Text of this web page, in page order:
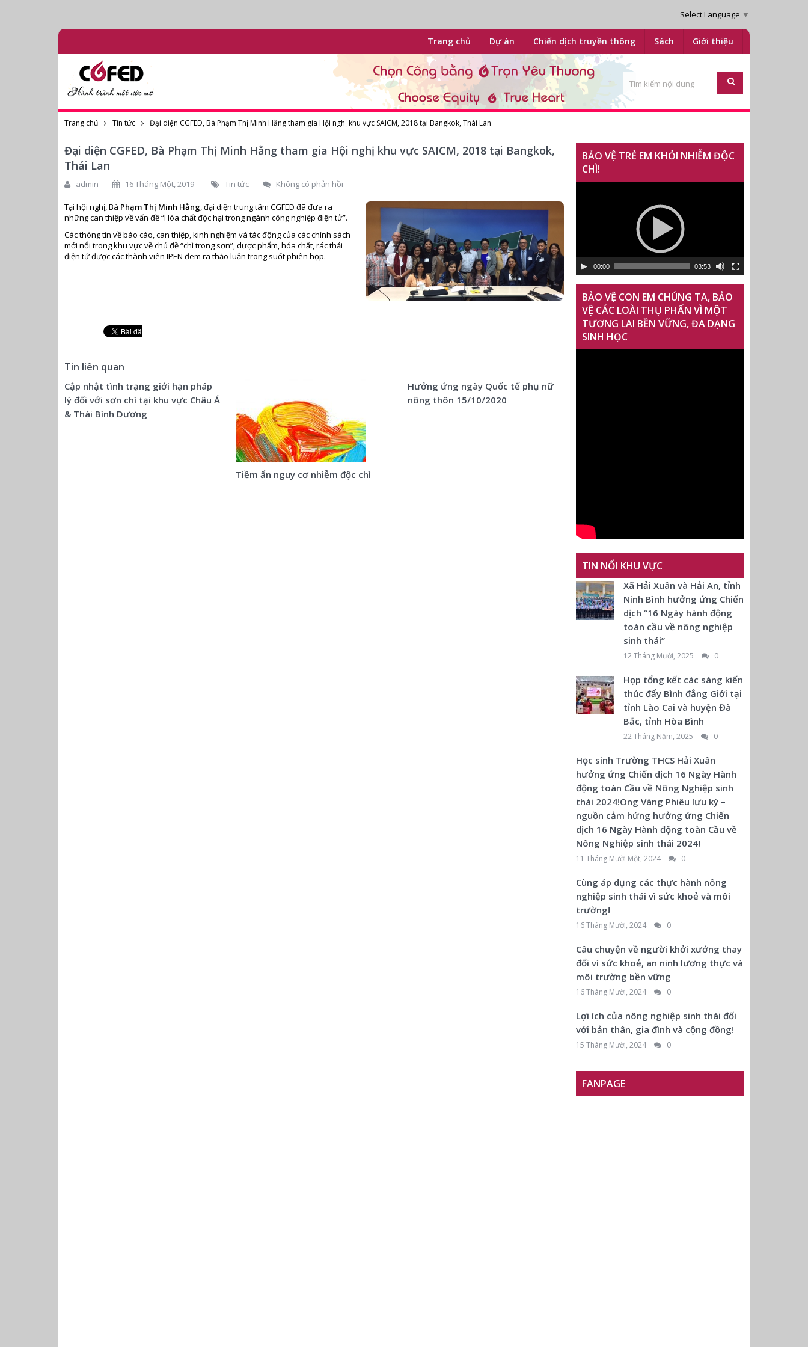
Select Language ▼
Trang chủ Dự án Chiến dịch truyền thông Sách Giới thiệu
Trang chủ Tin tức Đại diện CGFED, Bà Phạm Thị Minh Hằng tham gia Hội nghị khu vực SAICM, 2018 tại Bangkok, Thái Lan
Đại diện CGFED, Bà Phạm Thị Minh Hằng tham gia Hội nghị khu vực SAICM, 2018 tại Bangkok,
Thái Lan
admin 16 Tháng Một, 2019 Tin tức Không có phản hồi
Tại hội nghị, Bà Phạm Thị Minh Hằng, đại diện trung tâm CGFED đã đưa ra
những can thiệp về vấn đề “Hóa chất độc hại trong ngành công nghiệp điện tử”.
Các thông tin về báo cáo, can thiệp, kinh nghiệm và tác động của các chính sách
mới nổi trong khu vực về chủ đề “chì trong sơn”, dược phẩm, hóa chất, rác thải
điện tử được các thành viên IPEN đem ra thảo luận trong suốt phiên họp.
Tin liên quan
Cập nhật tình trạng giới hạn pháp
lý đối với sơn chì tại khu vực Châu Á
& Thái Bình Dương
Tiềm ẩn nguy cơ nhiễm độc chì
Hưởng ứng ngày Quốc tế phụ nữ
nông thôn 15/10/2020
BẢO VỆ TRẺ EM KHỎI NHIỄM ĐỘC
CHÌ!
00:00 03:53
BẢO VỆ CON EM CHÚNG TA, BẢO
VỆ CÁC LOÀI THỤ PHẤN VÌ MỘT
TƯƠNG LAI BỀN VỮNG, ĐA DẠNG
SINH HỌC
TIN NỔI KHU VỰC
Xã Hải Xuân và Hải An, tỉnh
Ninh Bình hưởng ứng Chiến
dịch “16 Ngày hành động
toàn cầu về nông nghiệp
sinh thái”
12 Tháng Mười, 2025 0
Họp tổng kết các sáng kiến
thúc đẩy Bình đẳng Giới tại
tỉnh Lào Cai và huyện Đà
Bắc, tỉnh Hòa Bình
22 Tháng Năm, 2025 0
Học sinh Trường THCS Hải Xuân
hưởng ứng Chiến dịch 16 Ngày Hành
động toàn Cầu về Nông Nghiệp sinh
thái 2024!Ong Vàng Phiêu lưu ký –
nguồn cảm hứng hưởng ứng Chiến
dịch 16 Ngày Hành động toàn Cầu về
Nông Nghiệp sinh thái 2024!
11 Tháng Mười Một, 2024 0
Cùng áp dụng các thực hành nông
nghiệp sinh thái vì sức khoẻ và môi
trường!
16 Tháng Mười, 2024 0
Câu chuyện về người khởi xướng thay
đổi vì sức khoẻ, an ninh lương thực và
môi trường bền vững
16 Tháng Mười, 2024 0
Lợi ích của nông nghiệp sinh thái đối
với bản thân, gia đình và cộng đồng!
15 Tháng Mười, 2024 0
FANPAGE